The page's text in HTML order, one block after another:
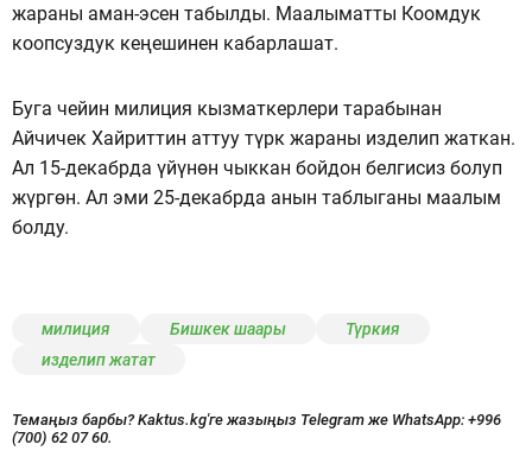
жараны аман-эсен табылды. Маалыматты Коомдук
коопсуздук кеңешинен кабарлашат.
Буга чейин милиция кызматкерлери тарабынан
Айчичек Хайриттин аттуу түрк жараны изделип жаткан.
Ал 15-декабрда үйүнөн чыккан бойдон белгисиз болуп
жүргөн. Ал эми 25-декабрда анын таблыганы маалым
болду.
милиция Бишкек шаары
Түркия
изделип жатат
Темаңыз барбы? Kaktus.kg'ге жазыңыз Telegram же WhatsApp: +996
(700) 62 07 60.